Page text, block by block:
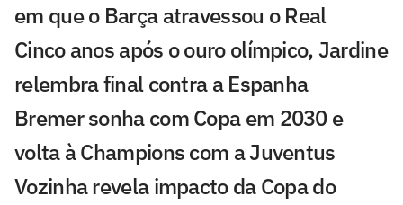
em que o Barça atravessou o Real
Cinco anos após o ouro olímpico, Jardine
relembra final contra a Espanha
Bremer sonha com Copa em 2030 e
volta à Champions com a Juventus
Vozinha revela impacto da Copa do